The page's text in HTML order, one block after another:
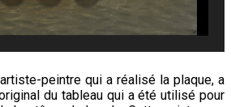
peintre qui a réalisé la plaque, a
du tableau qui a été utilisé pour